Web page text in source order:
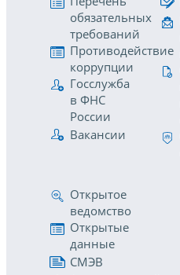
обязательных
требований
Противодействие
коррупции
Госслужба
в ФНС
России
Вакансии
Открытое
ведомство
Открытые
данные
СМЭВ